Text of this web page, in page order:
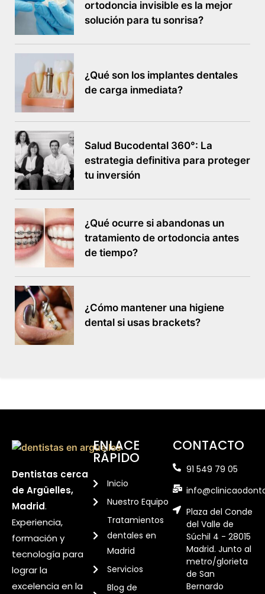
ortodoncia invisible es la mejor
solución para tu sonrisa?
¿Qué son los implantes dentales
de carga inmediata?
Salud Bucodental 360°: La
estrategia definitiva para proteger
tu inversión
¿Qué ocurre si abandonas un
tratamiento de ortodoncia antes
de tiempo?
¿Cómo mantener una higiene
dental si usas brackets?
Dentistas cerca
de Argüelles,
Madrid.
Experiencia,
formación y
tecnología para
lograr la
excelencia en la
ENLACE
RÁPIDO
Inicio
Nuestro Equipo
Tratamientos
dentales en
Madrid
Servicios
Blog de
CONTACTO
91 549 79 05
Plaza del Conde
del Valle de
Súchil 4 - 28015
Madrid. Junto al
metro/glorieta
de San
Bernardo